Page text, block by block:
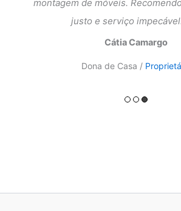
montagem de móveis.
justo e serviço
Cátia Camargo
Dona de Casa /